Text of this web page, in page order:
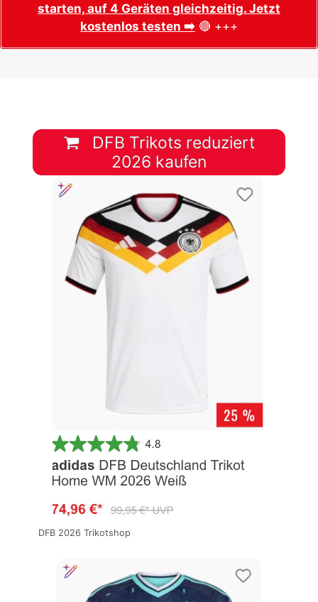
starten, auf 4 Geräten gleichzeitig. Jetzt
kostenlos testen ➡️ 🔴 +++
DFB Trikots reduziert
2026 kaufen
DFB 2026 Trikotshop